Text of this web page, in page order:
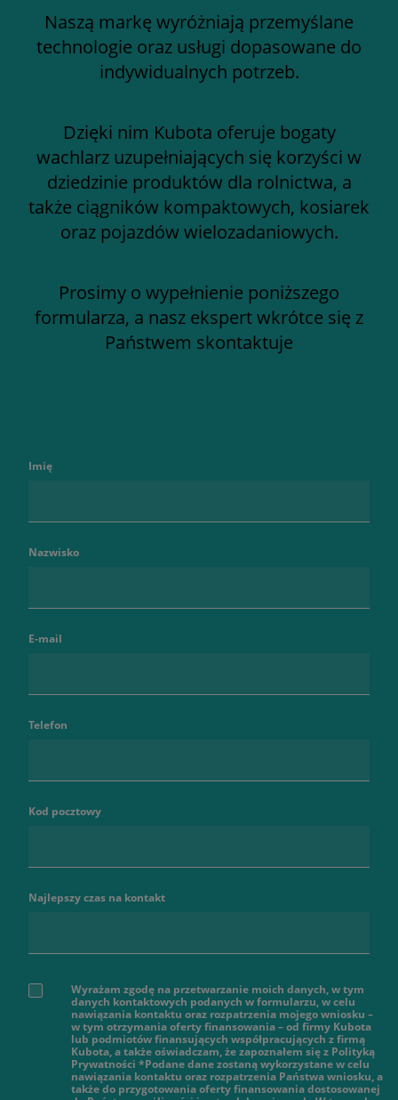
Naszą markę wyróżniają przemyślane
technologie oraz usługi dopasowane do
indywidualnych potrzeb.
Dzięki nim Kubota oferuje bogaty
wachlarz uzupełniających się korzyści w
dziedzinie produktów dla rolnictwa, a
także ciągników kompaktowych, kosiarek
oraz pojazdów wielozadaniowych.
Prosimy o wypełnienie poniższego
formularza, a nasz ekspert wkrótce się z
Państwem skontaktuje
Imię
Nazwisko
E-mail
Telefon
Kod pocztowy
Najlepszy czas na kontakt
Wyrażam zgodę na przetwarzanie moich danych, w tym
danych kontaktowych podanych w formularzu, w celu
nawiązania kontaktu oraz rozpatrzenia mojego wniosku –
w tym otrzymania oferty finansowania – od firmy Kubota
lub podmiotów finansujących współpracujących z firmą
Kubota, a także oświadczam, że zapoznałem się z Polityką
Prywatności *Podane dane zostaną wykorzystane w celu
nawiązania kontaktu oraz rozpatrzenia Państwa wniosku, a
także do przygotowania oferty finansowania dostosowanej